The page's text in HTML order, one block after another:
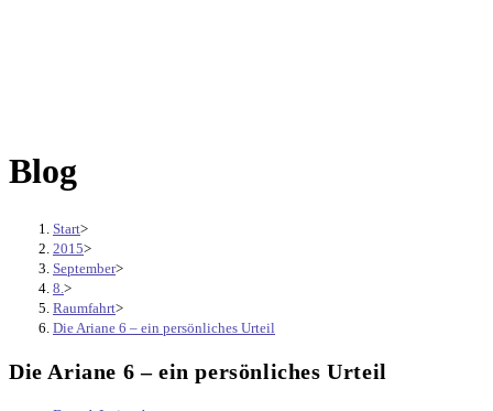
Blog
Start>
2015>
September>
8. >
Raumfahrt>
Die Ariane 6 – ein persönliches Urteil
Die Ariane 6 – ein persönliches Urteil